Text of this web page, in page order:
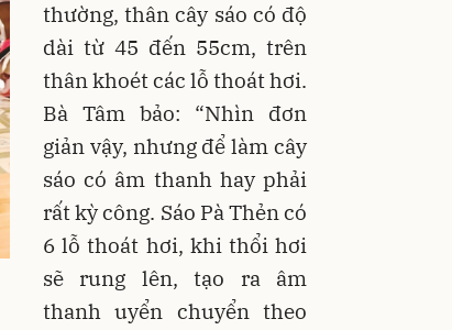
thường, thân cây sáo có độ
dài từ 45 đến 55cm, trên
thân khoét các lỗ thoát hơi.
Bà Tâm bảo: “Nhìn đơn
giản vậy, nhưng để làm cây
sáo có âm thanh hay phải
rất kỳ công. Sáo Pà Thẻn có
6 lỗ thoát hơi, khi thổi hơi
sẽ rung lên, tạo ra âm
thanh uyển chuyển theo